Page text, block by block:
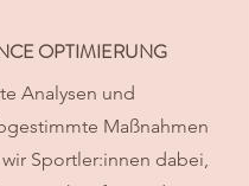
OPTIMIERUNG
Analysen und
Maßnahmen
Sportler:innen dabei,